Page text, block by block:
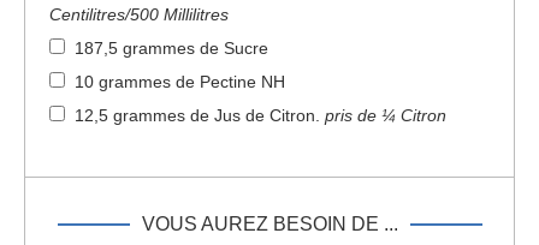
Centilitres/500 Millilitres
187,5 grammes de Sucre
10 grammes de Pectine NH
12,5 grammes de Jus de Citron. pris de ¼ Citron
VOUS AUREZ BESOIN DE ...